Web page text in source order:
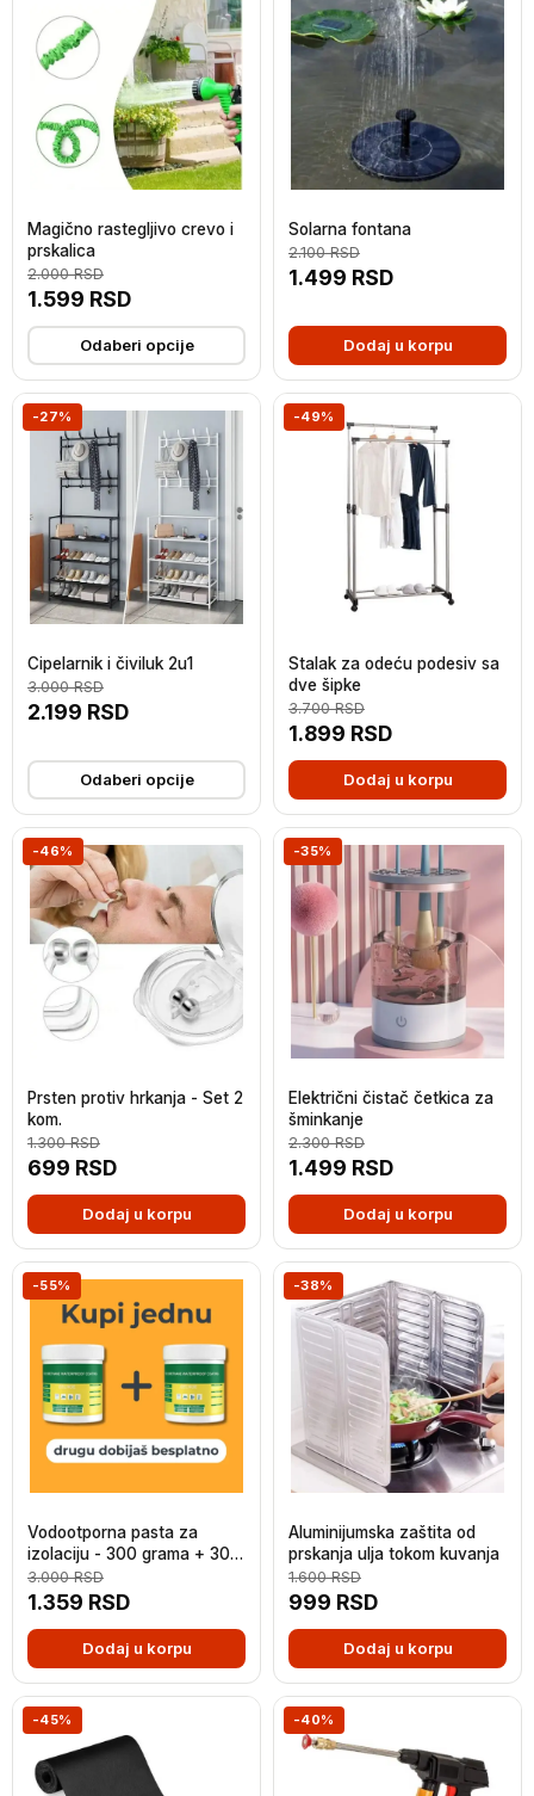
Magično rastegljivo crevo i
prskalica
1.599 RSD
2.000RSD
Odaberi opcije
Solarna fontana
1.499 RSD
2.100RSD
Dodaj u korpu
-27%
Cipelarnik i čiviluk 2u1
2.199 RSD
3.000RSD
Odaberi opcije
-49%
Stalak za odeću podesiv sa
dve šipke
1.899 RSD
3.700RSD
Dodaj u korpu
-46%
Prsten protiv hrkanja - Set 2
kom.
699 RSD
1.300RSD
Dodaj u korpu
-35%
Električni čistač četkica za
šminkanje
1.499 RSD
2.300RSD
Dodaj u korpu
-55%
Vodootporna pasta za
izolaciju - 300 grama + 300
grama GRATIS
1.359 RSD
3.000RSD
Dodaj u korpu
-38%
Aluminijumska zaštita od
prskanja ulja tokom kuvanja
999 RSD
1.600RSD
Dodaj u korpu
-45% -40%